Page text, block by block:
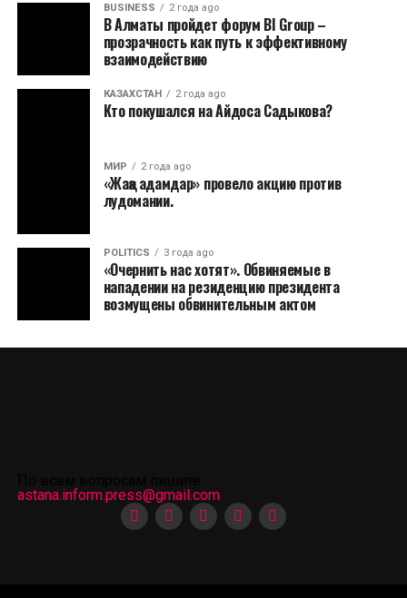
BUSINESS 2 года ago
В Алматы пройдет форум BI Group –
прозрачность как путь к эффективному
взаимодействию
КАЗАХСТАН 2 года ago
Кто покушался на Айдоса Садыкова?
МИР 2 года ago
«Жаңа адамдар» провело акцию против
лудомании.
POLITICS 3 года ago
«Очернить нас хотят». Обвиняемые в
нападении на резиденцию президента
возмущены обвинительным актом
astana.inform.press@gmail.com